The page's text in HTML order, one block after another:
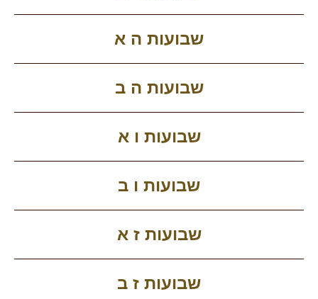
שבועות ה א
שבועות ה ב
שבועות ו א
שבועות ו ב
שבועות ז א
שבועות ז ב